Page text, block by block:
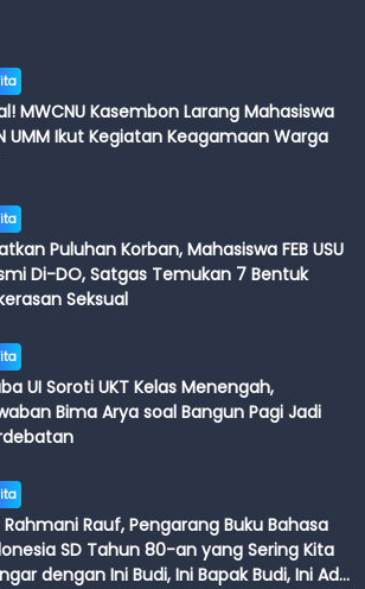
MWCNU Kasembon Larang Mahasiswa
UMM Ikut Kegiatan Keagamaan Warga
Puluhan Korban, Mahasiswa FEB USU
Di-DO, Satgas Temukan 7 Bentuk
Seksual
UI Soroti UKT Kelas Menengah,
Bima Arya soal Bangun Pagi Jadi
Rahmani Rauf, Pengarang Buku Bahasa
SD Tahun 80-an yang Sering Kita
dengan Ini Budi, Ini Bapak Budi, Ini Adik